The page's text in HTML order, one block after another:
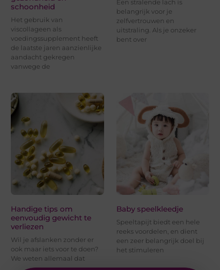
schoonheid
Het gebruik van
viscollageen als
voedingssupplement heeft
de laatste jaren aanzienlijke
aandacht gekregen
vanwege de
Een stralende lach is
belangrijk voor je
zelfvertrouwen en
uitstraling. Als je onzeker
bent over
Handige tips om
eenvoudig gewicht te
verliezen
Wil je afslanken zonder er
ook maar iets voor te doen?
We weten allemaal dat
Baby speelkleedje
Speeltapijt biedt een hele
reeks voordelen, en dient
een zeer belangrijk doel bij
het stimuleren